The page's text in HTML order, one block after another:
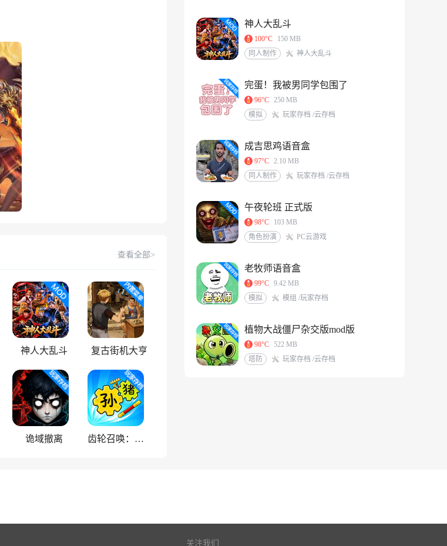
查看全部>
神人大乱斗 复古街机大亨
诡域撤离 齿轮召唤：汉字战争
神人大乱斗
100°C
150 MB
同人制作
神人大乱斗
完蛋！我被男同学包围了
96°C
250 MB
模拟
玩家存档 /云存档
成吉思鸡语音盒
97°C
2.10 MB
同人制作
玩家存档 /云存档
午夜轮班 正式版
98°C
103 MB
角色扮演
PC云游戏
老牧师语音盒
99°C
9.42 MB
模拟
模组 /玩家存档
植物大战僵尸杂交版mod版
98°C
522 MB
塔防
玩家存档 /云存档
关注我们